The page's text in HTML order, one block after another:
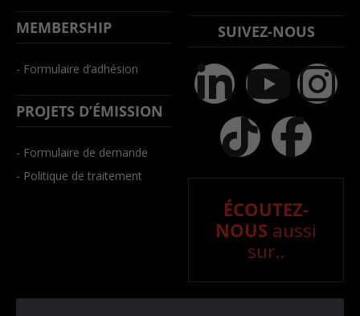
MEMBERSHIP
- Formulaire d’adhésion
PROJETS D’ÉMISSION
- Formulaire de demande
- Politique de traitement
SUIVEZ-NOUS
ÉCOUTEZ-
NOUS aussi
sur..